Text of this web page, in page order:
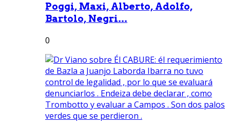
Poggi, Maxi, Alberto, Adolfo,
Bartolo, Negri...
0